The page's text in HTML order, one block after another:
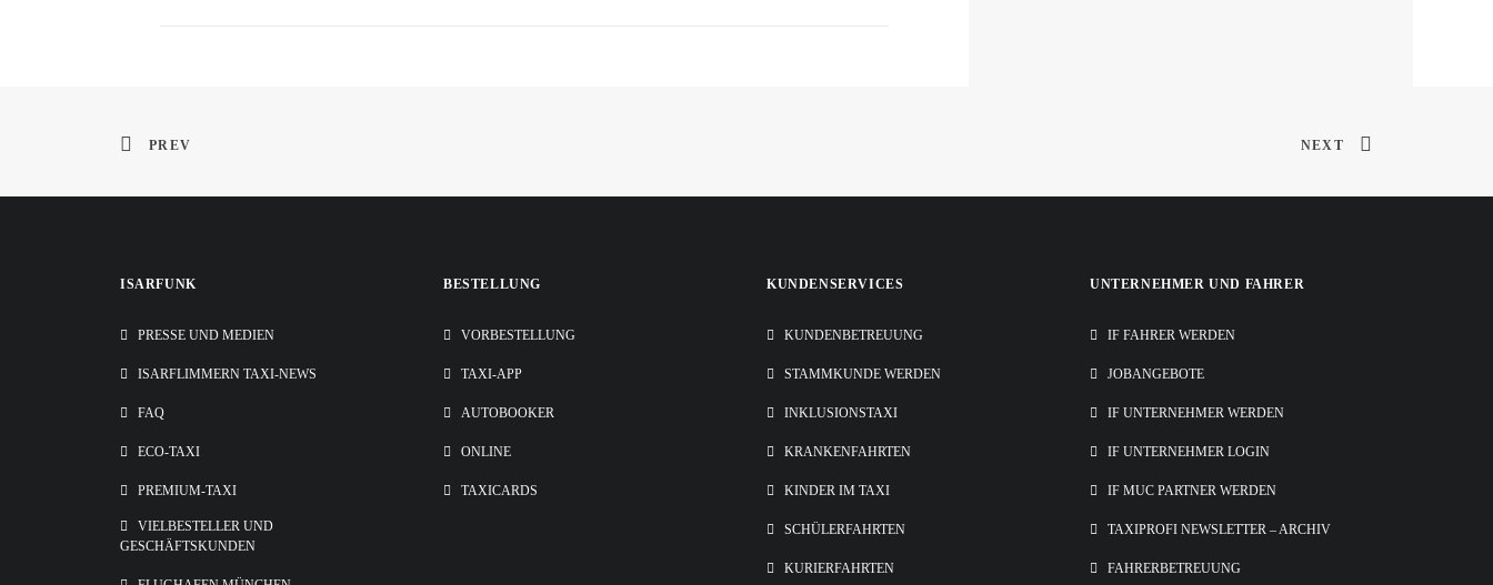
PREV NEXT
ISARFUNK
PRESSE UND MEDIEN
ISARFLIMMERN TAXI-NEWS
FAQ
ECO-TAXI
PREMIUM-TAXI
VIELBESTELLER UND
GESCHÄFTSKUNDEN
BESTELLUNG
VORBESTELLUNG
TAXI-APP
AUTOBOOKER
ONLINE
TAXICARDS
KUNDENSERVICES
KUNDENBETREUUNG
STAMMKUNDE WERDEN
INKLUSIONSTAXI
KRANKENFAHRTEN
KINDER IM TAXI
SCHÜLERFAHRTEN
KURIERFAHRTEN
UNTERNEHMER UND FAHRER
IF FAHRER WERDEN
JOBANGEBOTE
IF UNTERNEHMER WERDEN
IF UNTERNEHMER LOGIN
IF MUC PARTNER WERDEN
TAXIPROFI NEWSLETTER – ARCHIV
FAHRERBETREUUNG